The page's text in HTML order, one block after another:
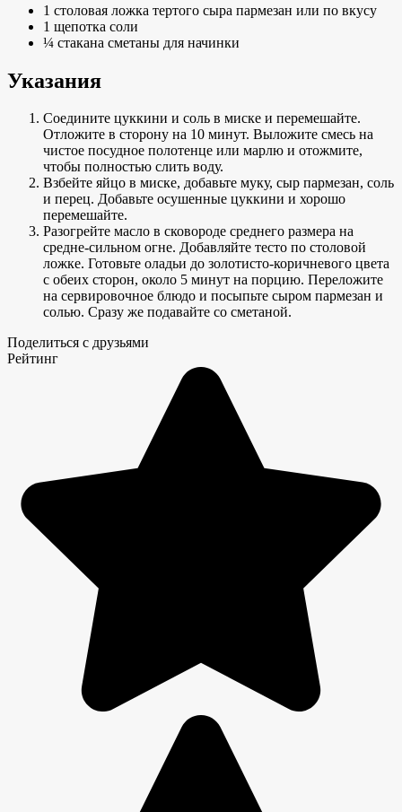
1 столовая ложка тертого сыра пармезан или по вкусу
1 щепотка соли
¼ стакана сметаны для начинки
Указания
Соедините цуккини и соль в миске и перемешайте.
Отложите в сторону на 10 минут. Выложите смесь на
чистое посудное полотенце или марлю и отожмите,
чтобы полностью слить воду.
Взбейте яйцо в миске, добавьте муку, сыр пармезан, соль
и перец. Добавьте осушенные цуккини и хорошо
перемешайте.
Разогрейте масло в сковороде среднего размера на
средне-сильном огне. Добавляйте тесто по столовой
ложке. Готовьте оладьи до золотисто-коричневого цвета
с обеих сторон, около 5 минут на порцию. Переложите
на сервировочное блюдо и посыпьте сыром пармезан и
солью. Сразу же подавайте со сметаной.
Поделиться с друзьями
Рейтинг